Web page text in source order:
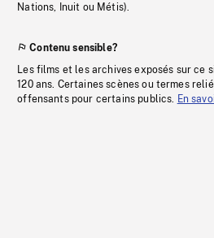
Nations, Inuit ou Métis).
Contenu sensible?
Les films et les archives exposés sur ce
120 ans. Certaines scènes ou termes
offensants pour certains publics. En